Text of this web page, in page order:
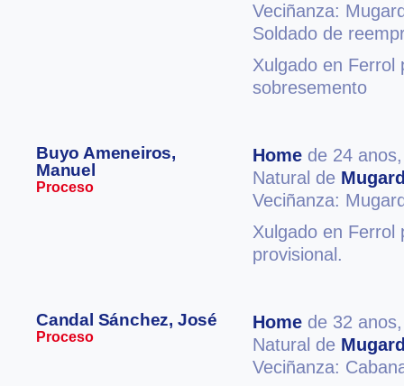
Veciñanza:
Soldado de
Xulgado en Ferrol
sobresemento
Buyo Ameneiros,
Manuel
Proceso
Home de 24
Natural de
Veciñanza:
Xulgado en Ferrol
provisional.
Candal Sánchez, José
Proceso
Home de 32
Natural de
Veciñanza: